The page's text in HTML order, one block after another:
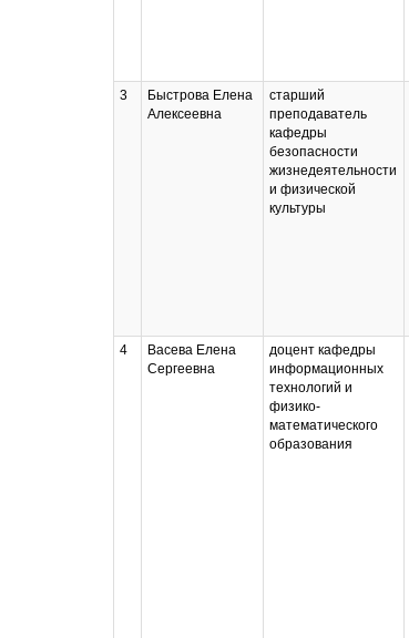
3
Быстрова Елена
Алексеевна
старший
преподаватель
кафедры
безопасности
жизнедеятельности
и физической
культуры
4
Васева Елена
Сергеевна
доцент кафедры
информационных
технологий и
физико-
математического
образования